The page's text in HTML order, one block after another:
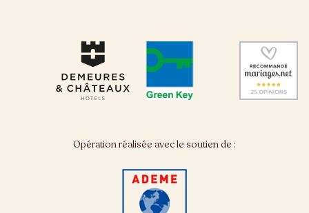
Opération réalisée avec le soutien de :